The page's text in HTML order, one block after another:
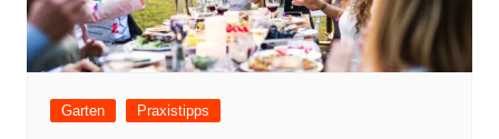
Garten Praxistipps